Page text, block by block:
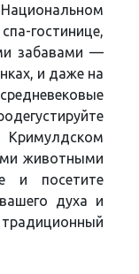
гостинице,
забавами —
и даже на
животными
и посетите
духа и